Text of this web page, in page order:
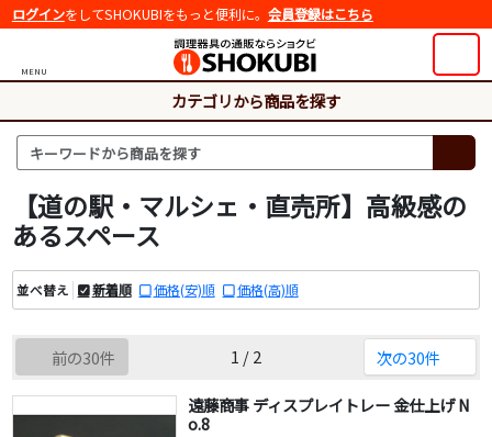
ログインをしてSHOKUBIをもっと便利に。 会員登録はこちら
MENU
カテゴリから商品を探す
【道の駅・マルシェ・直売所】高級感の
あるスペース
並べ替え 新着順 価格(安)順 価格(高)順
前の30件 1 / 2 次の30件
遠藤商事 ディスプレイトレー 金仕上げ N
o.8